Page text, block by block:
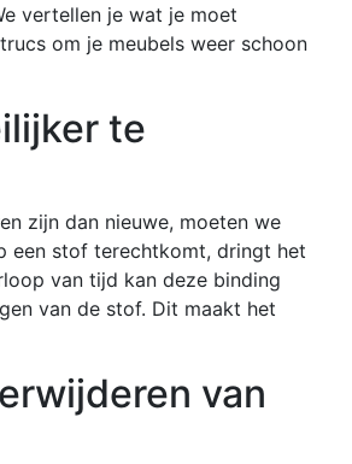
vertellen je wat je moet
om je meubels weer schoon
te
zijn dan nieuwe, moeten we
een stof terechtkomt, dringt het
van tijd kan deze binding
van de stof. Dit maakt het
van